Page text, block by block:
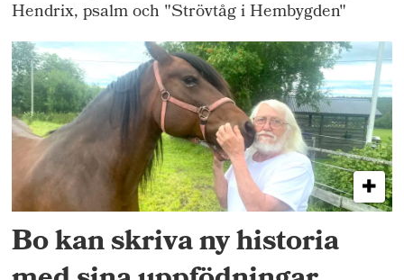
Hendrix, psalm och "Strövtåg i Hembygden"
Bo kan skriva ny historia